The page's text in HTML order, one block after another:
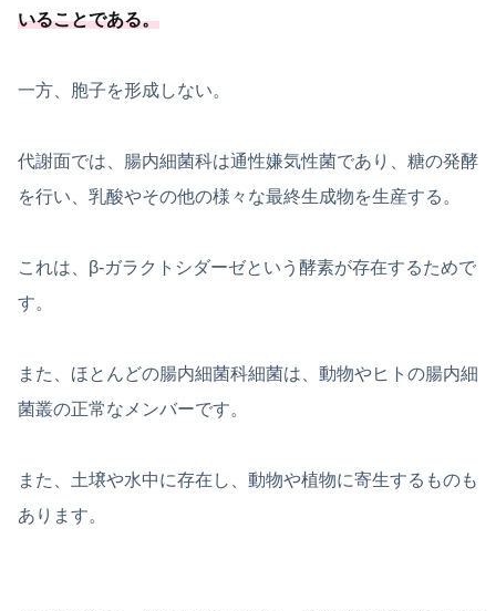
いることである。
一方、胞子を形成しない。
代謝面では、腸内細菌科は通性嫌気性菌であり、糖の発酵
を行い、乳酸やその他の様々な最終生成物を生産する。
これは、β-ガラクトシダーゼという酵素が存在するためで
す。
また、ほとんどの腸内細菌科細菌は、動物やヒトの腸内細
菌叢の正常なメンバーです。
また、土壌や水中に存在し、動物や植物に寄生するものも
あります。